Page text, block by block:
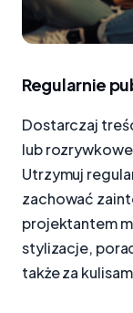
Regularnie
Dostarczaj
lub
Utrzymuj
zachować
projektantem
stylizacje,
także za